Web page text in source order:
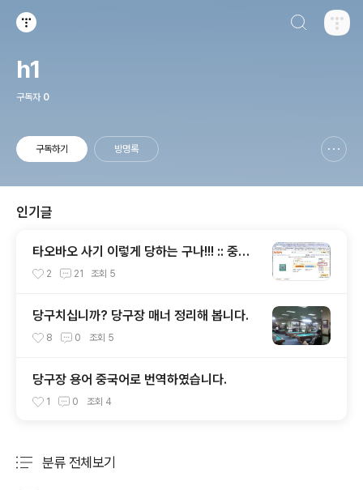
h1
구독자 0
구독하기 방명록
인기글
타오바오 사기 이렇게 당하는 구나!!! :: 중국
사이버수사대 사건 접수 방법 안내 포함
2 21 조회 5
당구치십니까? 당구장 매너 정리해 봅니다.
8 0 조회 5
당구장 용어 중국어로 번역하였습니다.
1 0 조회 4
분류 전체보기